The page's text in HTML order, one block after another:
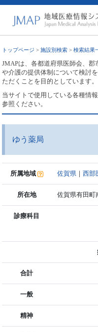
トップページ >施設別検索 >検索結果
JMAPは、各都道府県医師会、
や介護の提供体制について検討
ただくことを目的としています。
当サイトで使用している各種情
参照ください。
ゆう薬局
所属地域 佐賀県 ｜西部
所在地 佐賀県有田町
診療科目
合計
一般
精神